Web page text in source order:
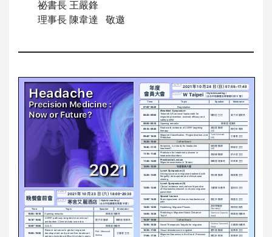
祕書長 王嚴鋒
理事長 陳韋達 敬邀